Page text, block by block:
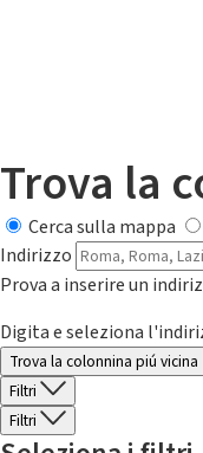
Trova la
Cerca sulla mappa
Indirizzo
Prova a inserire un
Digita e seleziona
Trova la colonnina piú vicina
Filtri
Filtri